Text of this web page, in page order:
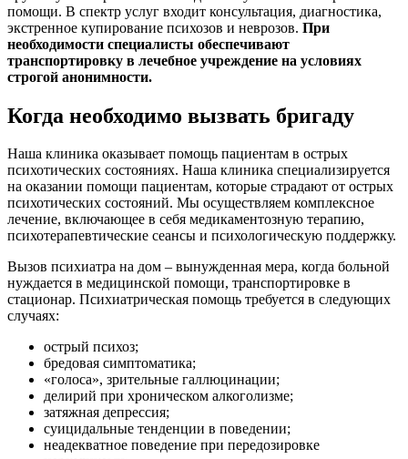
помощи. В спектр услуг входит консультация, диагностика,
экстренное купирование психозов и неврозов. При
необходимости специалисты обеспечивают
транспортировку в лечебное учреждение на условиях
строгой анонимности.
Когда необходимо вызвать бригаду
Наша клиника оказывает помощь пациентам в острых
психотических состояниях. Наша клиника специализируется
на оказании помощи пациентам, которые страдают от острых
психотических состояний. Мы осуществляем комплексное
лечение, включающее в себя медикаментозную терапию,
психотерапевтические сеансы и психологическую поддержку.
Вызов психиатра на дом – вынужденная мера, когда больной
нуждается в медицинской помощи, транспортировке в
стационар. Психиатрическая помощь требуется в следующих
случаях:
острый психоз;
бредовая симптоматика;
«голоса», зрительные галлюцинации;
делирий при хроническом алкоголизме;
затяжная депрессия;
суицидальные тенденции в поведении;
неадекватное поведение при передозировке